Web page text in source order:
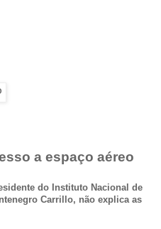
a espaço aéreo
do Instituto Nacional de
Carrillo, não explica as